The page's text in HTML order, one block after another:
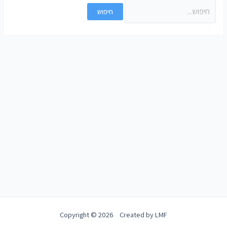
Copyright © 2026 Created by LMF